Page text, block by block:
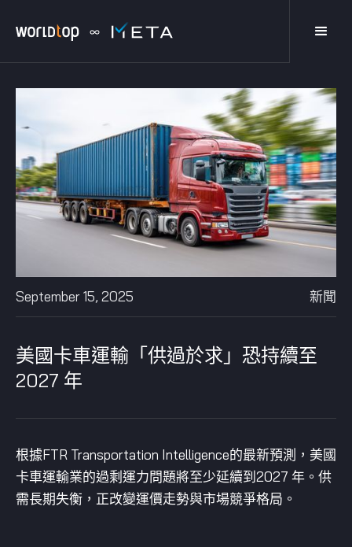
September 15, 2025 新聞
美國卡車運輸「供過於求」恐持續至
2027 年
根據FTR Transportation Intelligence的最新預測，美國
卡車運輸業的過剩運力問題將至少延續到2027 年。供
需長期失衡，正改變運價走勢與市場競爭格局。